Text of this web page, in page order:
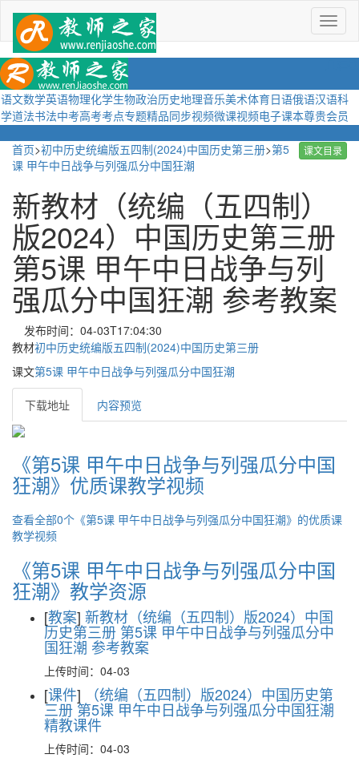
菜
单
语文数学英语物理化学生物政治历史地理音乐美术体育日语俄语汉语科
学道法书法中考高考考点专题精品同步视频微课视频电子课本尊贵会员
课文目录
首页>初中历史统编版五四制(2024)中国历史第三册>第5
课 甲午中日战争与列强瓜分中国狂潮
新教材（统编（五四制）
版2024）中国历史第三册
第5课 甲午中日战争与列
强瓜分中国狂潮 参考教案
发布时间：04-03T17:04:30
教材初中历史统编版五四制(2024)中国历史第三册
课文第5课 甲午中日战争与列强瓜分中国狂潮
下载地址 内容预览
《第5课 甲午中日战争与列强瓜分中国
狂潮》优质课教学视频
查看全部0个《第5课 甲午中日战争与列强瓜分中国狂潮》的优质课
教学视频
《第5课 甲午中日战争与列强瓜分中国
狂潮》教学资源
[教案] 新教材（统编（五四制）版2024）中国
历史第三册 第5课 甲午中日战争与列强瓜分中
国狂潮 参考教案
上传时间：04-03
[课件] （统编（五四制）版2024）中国历史第
三册 第5课 甲午中日战争与列强瓜分中国狂潮
精教课件
上传时间：04-03